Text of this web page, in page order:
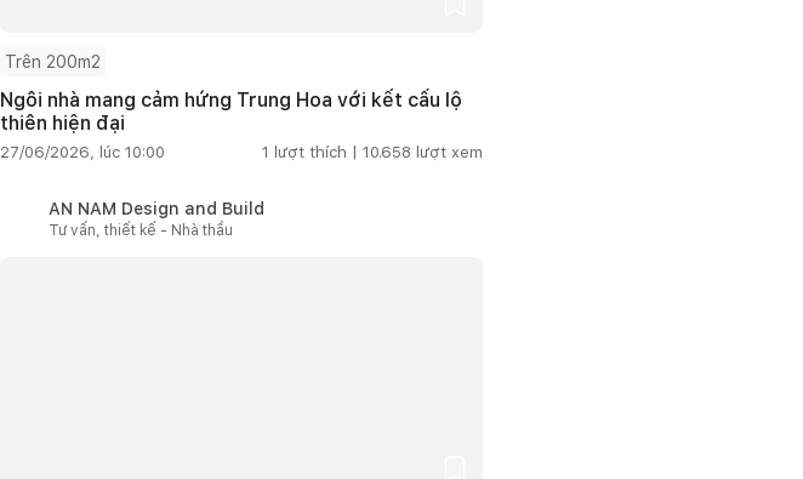
Trên 200m2
Ngôi nhà mang cảm hứng Trung Hoa với kết cấu lộ
thiên hiện đại
27/06/2026, lúc 10:00 1 lượt thích | 10.658 lượt xem
AN NAM Design and Build
Tư vấn, thiết kế - Nhà thầu